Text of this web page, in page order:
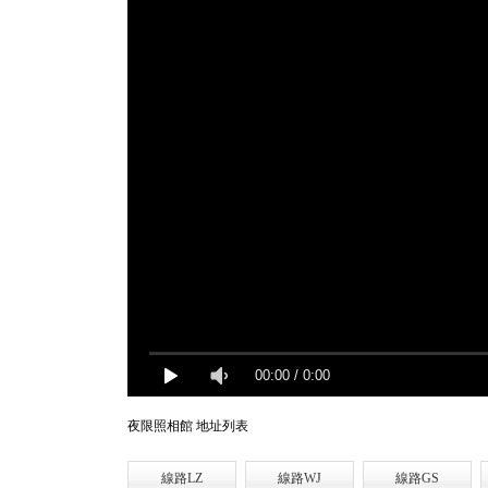
00:00 / 0:00
夜限照相館 地址列表
線路LZ 線路WJ 線路GS